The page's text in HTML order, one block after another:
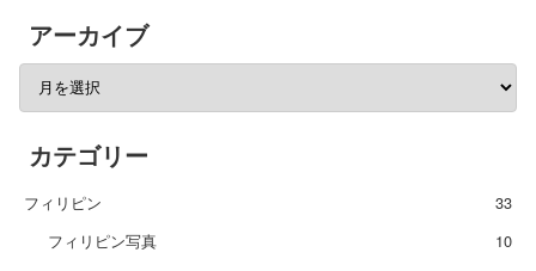
アーカイブ
カテゴリー
フィリピン
33
フィリピン写真
10